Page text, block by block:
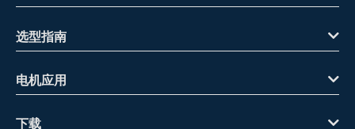
选型指南
电机应用
下载